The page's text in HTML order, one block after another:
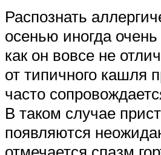
Распознать
осенью иногда
как он вовсе не
от типичного кашля
часто
В таком случае
появляются